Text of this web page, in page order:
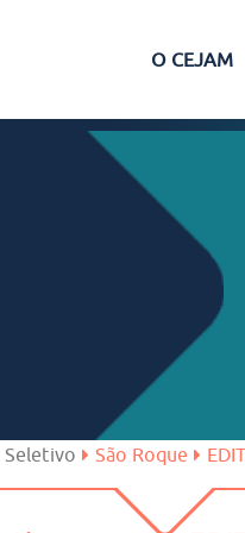
O CEJAM
de Vasconcelos
José dos Campos
Seletivo São Roque